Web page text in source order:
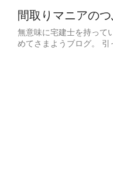
間取りマニアのつ
無意味に宅建士を持って
めてさまようブログ。 引